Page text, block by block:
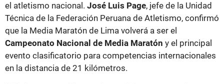
el atletismo nacional. José Luis Page, jefe de la Unidad
Técnica de la Federación Peruana de Atletismo, confirmó
que la Media Maratón de Lima volverá a ser el
Campeonato Nacional de Media Maratón y el principal
evento clasificatorio para competencias internacionales
en la distancia de 21 kilómetros.